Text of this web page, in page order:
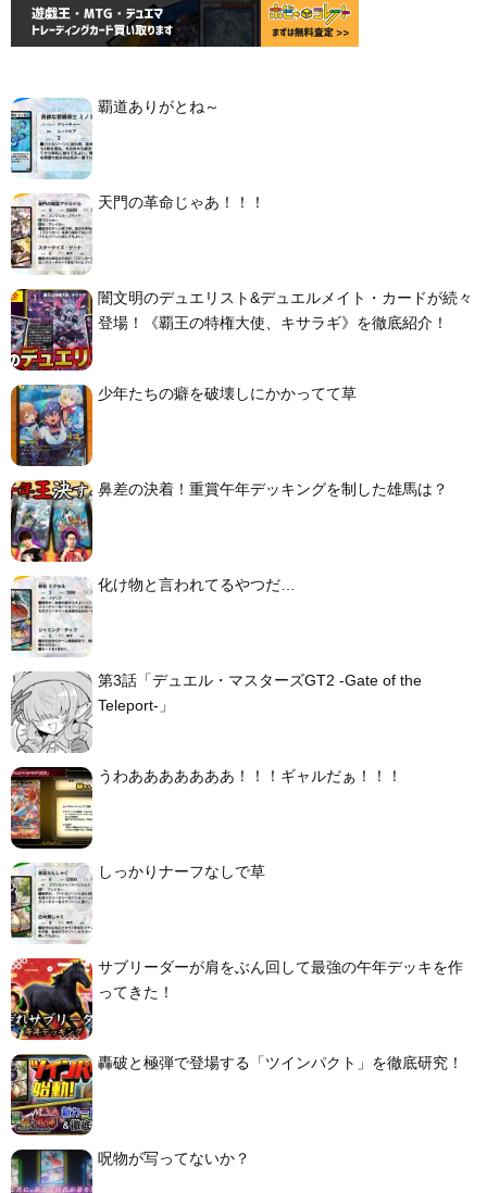
覇道ありがとね～
天門の革命じゃあ！！！
闇文明のデュエリスト&デュエルメイト・カードが続々
登場！《覇王の特権大使、キサラギ》を徹底紹介！
少年たちの癖を破壊しにかかってて草
鼻差の決着！重賞午年デッキングを制した雄馬は？
化け物と言われてるやつだ…
第3話「デュエル・マスターズGT2 -Gate of the
Teleport-」
うわあああああああ！！！ギャルだぁ！！！
しっかりナーフなしで草
サブリーダーが肩をぶん回して最強の午年デッキを作
ってきた！
轟破と極弾で登場する「ツインパクト」を徹底研究！
呪物が写ってないか？